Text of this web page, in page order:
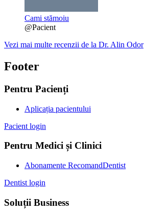
Cami stămoiu
@Pacient
Vezi mai multe recenzii de la Dr. Alin Odor
Footer
Pentru Pacienți
Aplicația pacientului
Pacient login
Pentru Medici și Clinici
Abonamente RecomandDentist
Dentist login
Soluții Business